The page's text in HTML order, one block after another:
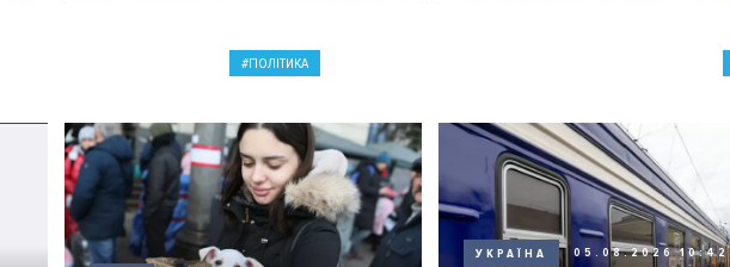
ПОЛІТИКА
УКРАЇНА 05.08.2026 10:42